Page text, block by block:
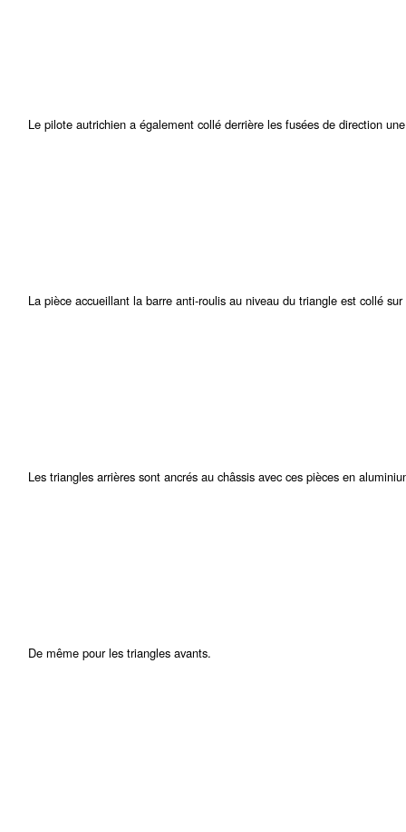
Le pilote autrichien a également collé derrière les fusées de direction
La pièce accueillant la barre anti-roulis au niveau du triangle est collé sur
Les triangles arrières sont ancrés au châssis avec ces pièces en
De même pour les triangles avants.